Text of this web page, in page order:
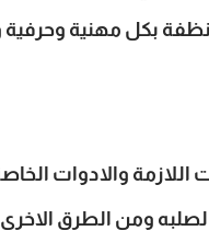
بكل مهنية وحرفية
والادوات
ومن الطرق الاخرى